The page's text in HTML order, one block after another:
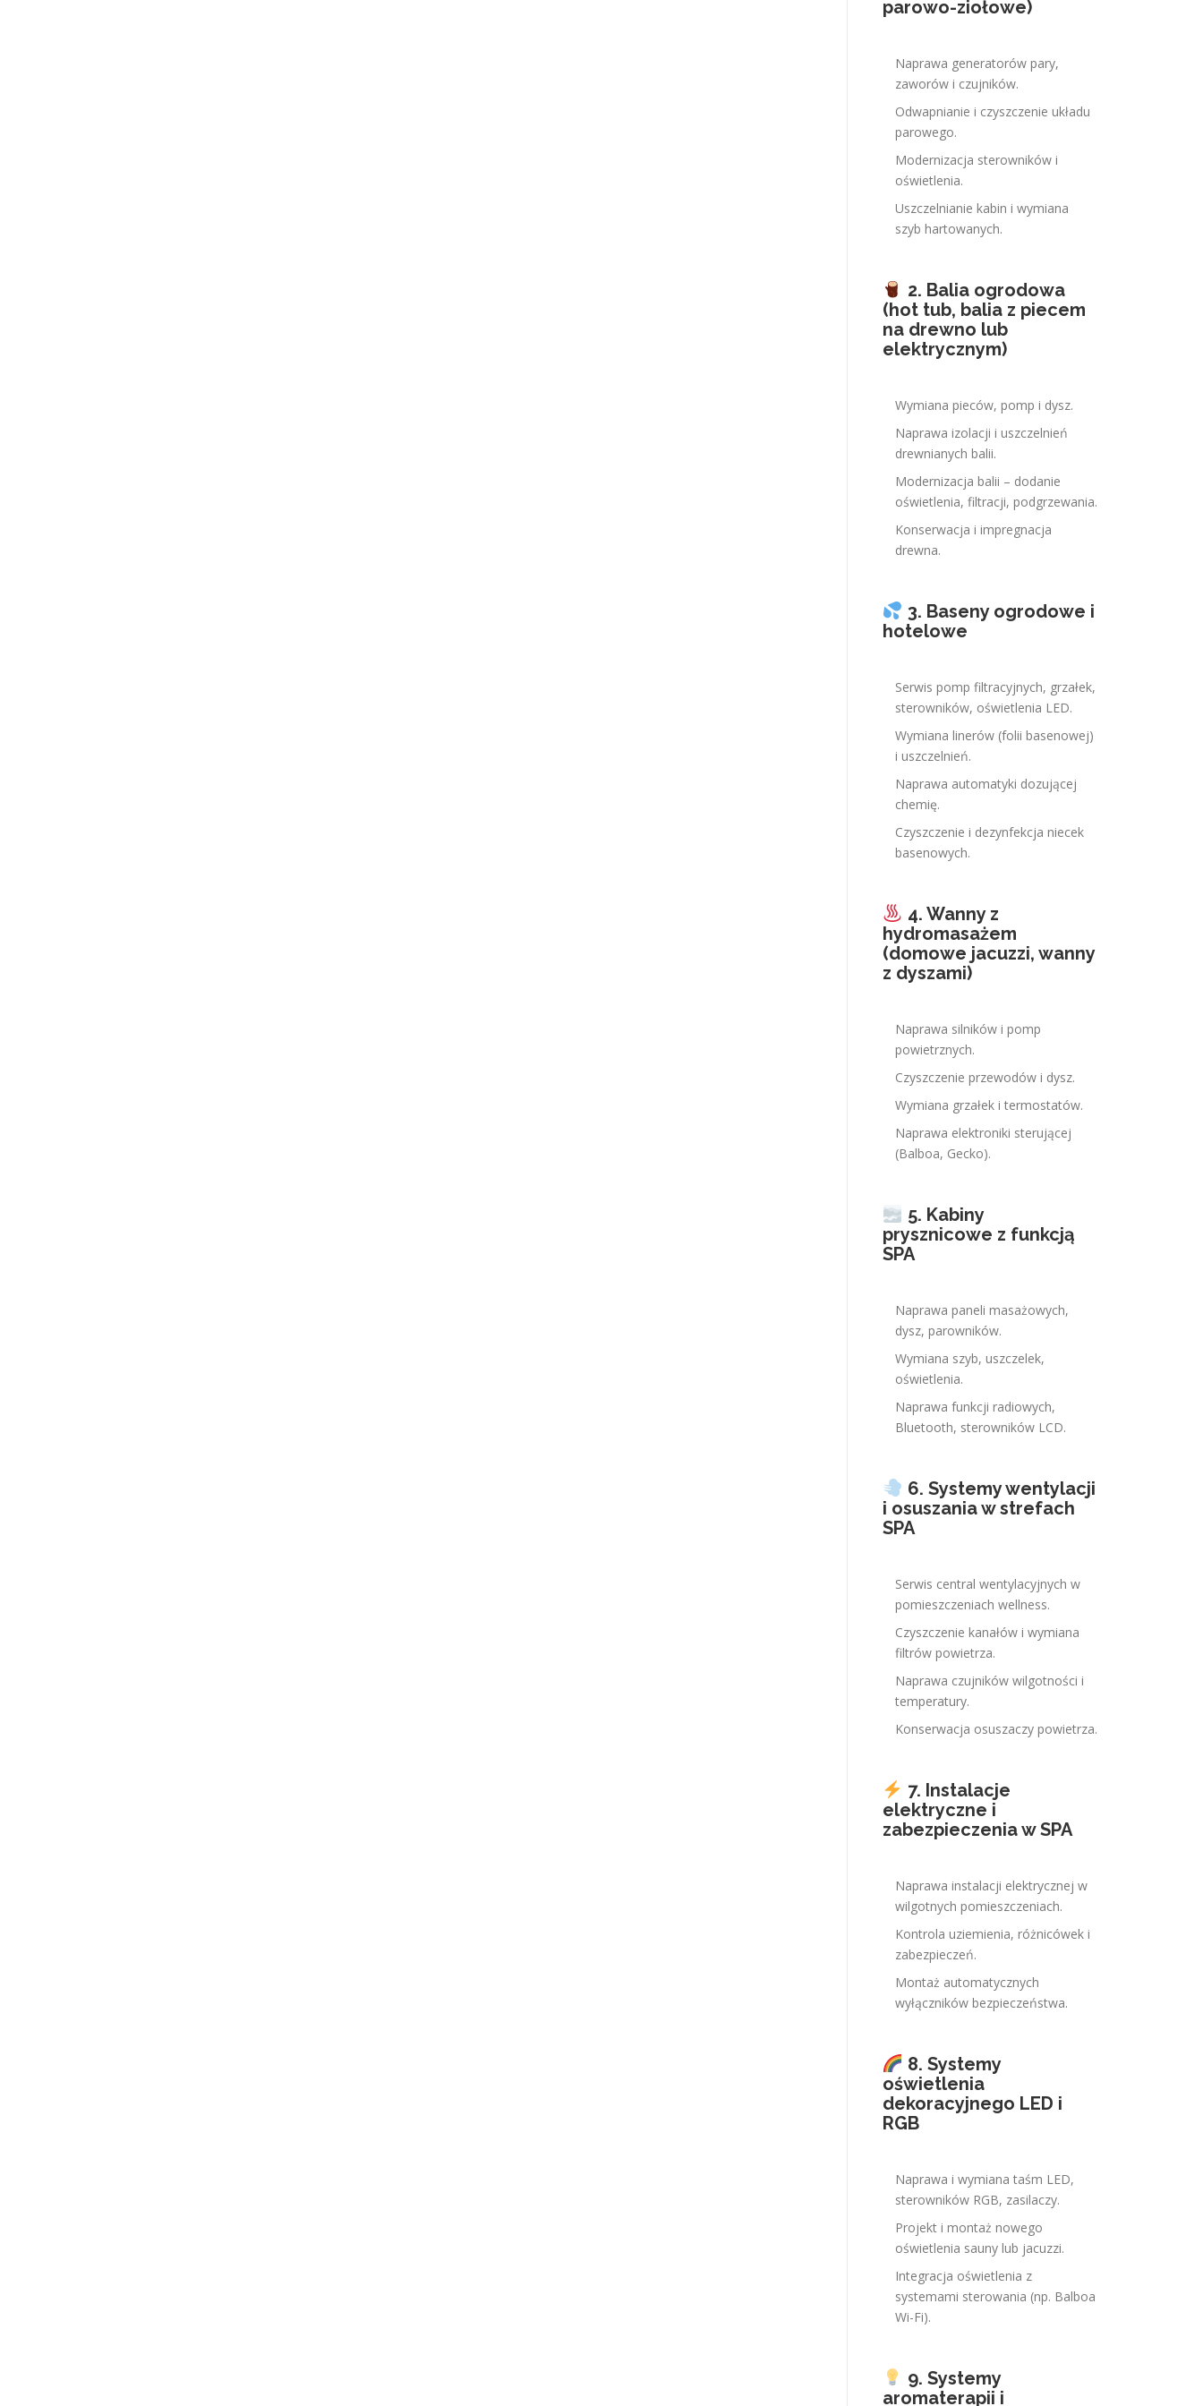
parowo-ziołowe)
Naprawa generatorów pary,
zaworów i czujników.
Odwapnianie i czyszczenie układu
parowego.
Modernizacja sterowników i
oświetlenia.
Uszczelnianie kabin i wymiana
szyb hartowanych.
2. Balia ogrodowa
(hot tub, balia z piecem
na drewno lub
elektrycznym)
Wymiana pieców, pomp i dysz.
Naprawa izolacji i uszczelnień
drewnianych balii.
Modernizacja balii – dodanie
oświetlenia, filtracji, podgrzewania.
Konserwacja i impregnacja
drewna.
3. Baseny ogrodowe i
hotelowe
Serwis pomp filtracyjnych, grzałek,
sterowników, oświetlenia LED.
Wymiana linerów (folii basenowej)
i uszczelnień.
Naprawa automatyki dozującej
chemię.
Czyszczenie i dezynfekcja niecek
basenowych.
4. Wanny z
hydromasażem
(domowe jacuzzi, wanny
z dyszami)
Naprawa silników i pomp
powietrznych.
Czyszczenie przewodów i dysz.
Wymiana grzałek i termostatów.
Naprawa elektroniki sterującej
(Balboa, Gecko).
5. Kabiny
prysznicowe z funkcją
SPA
Naprawa paneli masażowych,
dysz, parowników.
Wymiana szyb, uszczelek,
oświetlenia.
Naprawa funkcji radiowych,
Bluetooth, sterowników LCD.
6. Systemy wentylacji
i osuszania w strefach
SPA
Serwis central wentylacyjnych w
pomieszczeniach wellness.
Czyszczenie kanałów i wymiana
filtrów powietrza.
Naprawa czujników wilgotności i
temperatury.
Konserwacja osuszaczy powietrza.
7. Instalacje
elektryczne i
zabezpieczenia w SPA
Naprawa instalacji elektrycznej w
wilgotnych pomieszczeniach.
Kontrola uziemienia, różnicówek i
zabezpieczeń.
Montaż automatycznych
wyłączników bezpieczeństwa.
8. Systemy
oświetlenia
dekoracyjnego LED i
RGB
Naprawa i wymiana taśm LED,
sterowników RGB, zasilaczy.
Projekt i montaż nowego
oświetlenia sauny lub jacuzzi.
Integracja oświetlenia z
systemami sterowania (np. Balboa
Wi-Fi).
9. Systemy
aromaterapii i